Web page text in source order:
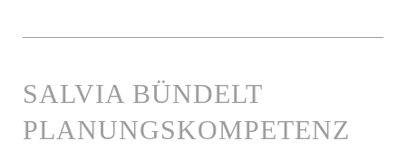
SALVIA BÜNDELT
PLANUNGSKOMPETENZ